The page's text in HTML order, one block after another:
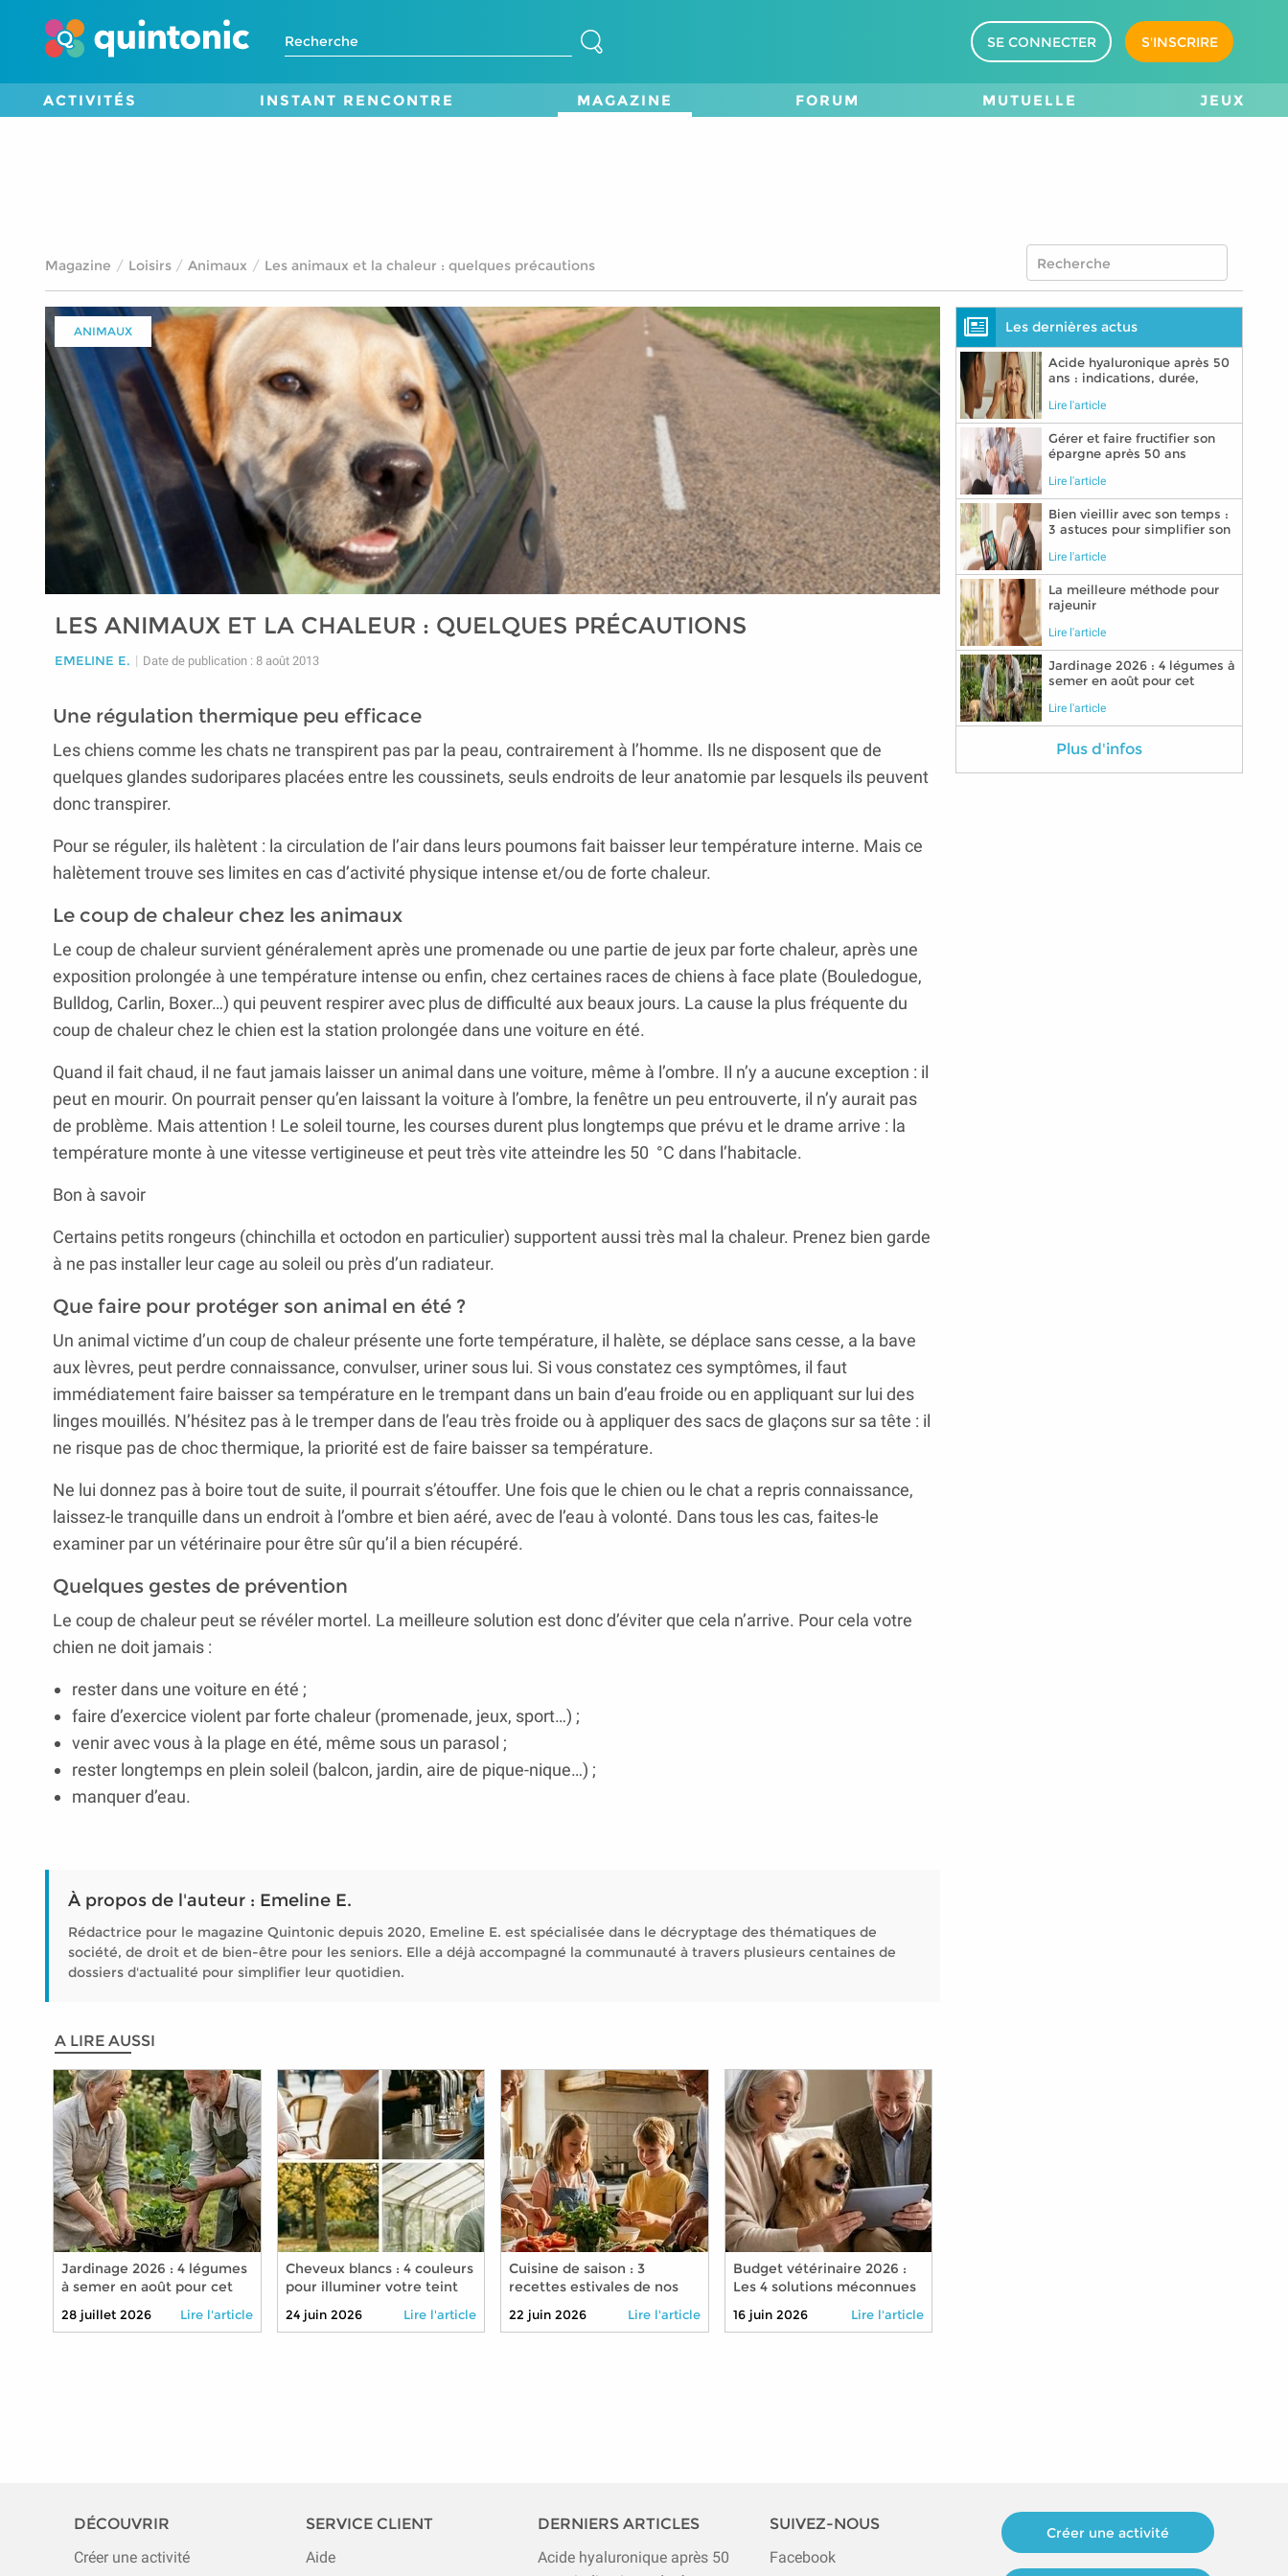
SE CONNECTER S'INSCRIRE
ACTIVITÉS INSTANT RENCONTRE MAGAZINE FORUM MUTUELLE JEUX
Magazine Loisirs Animaux Les animaux et la chaleur : quelques précautions
ANIMAUX
LES ANIMAUX ET LA CHALEUR : QUELQUES PRÉCAUTIONS
EMELINE E. | Date de publication : 8 août 2013
Une régulation thermique peu efficace
Les chiens comme les chats ne transpirent pas par la peau, contrairement à l’homme. Ils ne disposent que de
quelques glandes sudoripares placées entre les coussinets, seuls endroits de leur anatomie par lesquels ils peuvent
donc transpirer.
Pour se réguler, ils halètent : la circulation de l’air dans leurs poumons fait baisser leur température interne. Mais ce
halètement trouve ses limites en cas d’activité physique intense et/ou de forte chaleur.
Le coup de chaleur chez les animaux
Le coup de chaleur survient généralement après une promenade ou une partie de jeux par forte chaleur, après une
exposition prolongée à une température intense ou enfin, chez certaines races de chiens à face plate (Bouledogue,
Bulldog, Carlin, Boxer…) qui peuvent respirer avec plus de difficulté aux beaux jours. La cause la plus fréquente du
coup de chaleur chez le chien est la station prolongée dans une voiture en été.
Quand il fait chaud, il ne faut jamais laisser un animal dans une voiture, même à l’ombre. Il n’y a aucune exception : il
peut en mourir. On pourrait penser qu’en laissant la voiture à l’ombre, la fenêtre un peu entrouverte, il n’y aurait pas
de problème. Mais attention ! Le soleil tourne, les courses durent plus longtemps que prévu et le drame arrive : la
température monte à une vitesse vertigineuse et peut très vite atteindre les 50 °C dans l’habitacle.
Bon à savoir
Certains petits rongeurs (chinchilla et octodon en particulier) supportent aussi très mal la chaleur. Prenez bien garde
à ne pas installer leur cage au soleil ou près d’un radiateur.
Que faire pour protéger son animal en été ?
Un animal victime d’un coup de chaleur présente une forte température, il halète, se déplace sans cesse, a la bave
aux lèvres, peut perdre connaissance, convulser, uriner sous lui. Si vous constatez ces symptômes, il faut
immédiatement faire baisser sa température en le trempant dans un bain d’eau froide ou en appliquant sur lui des
linges mouillés. N’hésitez pas à le tremper dans de l’eau très froide ou à appliquer des sacs de glaçons sur sa tête : il
ne risque pas de choc thermique, la priorité est de faire baisser sa température.
Ne lui donnez pas à boire tout de suite, il pourrait s’étouffer. Une fois que le chien ou le chat a repris connaissance,
laissez-le tranquille dans un endroit à l’ombre et bien aéré, avec de l’eau à volonté. Dans tous les cas, faites-le
examiner par un vétérinaire pour être sûr qu’il a bien récupéré.
Quelques gestes de prévention
Le coup de chaleur peut se révéler mortel. La meilleure solution est donc d’éviter que cela n’arrive. Pour cela votre
chien ne doit jamais :
rester dans une voiture en été ;
faire d’exercice violent par forte chaleur (promenade, jeux, sport…) ;
venir avec vous à la plage en été, même sous un parasol ;
rester longtemps en plein soleil (balcon, jardin, aire de pique-nique…) ;
manquer d’eau.
À propos de l'auteur : Emeline E.
Rédactrice pour le magazine Quintonic depuis 2020, Emeline E. est spécialisée dans le décryptage des thématiques de
société, de droit et de bien-être pour les seniors. Elle a déjà accompagné la communauté à travers plusieurs centaines de
dossiers d'actualité pour simplifier leur quotidien.
A LIRE AUSSI
Jardinage 2026 : 4 légumes
à semer en août pour cet
28 juillet 2026 Lire l'article
Cheveux blancs : 4 couleurs
pour illuminer votre teint
24 juin 2026 Lire l'article
Cuisine de saison : 3
recettes estivales de nos
transmettre à vos petits-
22 juin 2026 Lire l'article
Budget vétérinaire 2026 :
Les 4 solutions méconnues
moindre coût
16 juin 2026 Lire l'article
Les dernières actus
Acide hyaluronique après 50
ans : indications, durée,
Lire l'article
Gérer et faire fructifier son
épargne après 50 ans
Lire l'article
Bien vieillir avec son temps :
3 astuces pour simplifier son
nouvelles technologies
Lire l'article
La meilleure méthode pour
rajeunir
Lire l'article
Jardinage 2026 : 4 légumes à
semer en août pour cet
Lire l'article
Plus d'infos
DÉCOUVRIR
Créer une activité
SERVICE CLIENT
Aide
DERNIERS ARTICLES
Acide hyaluronique après 50
SUIVEZ-NOUS
Facebook
Créer une activité